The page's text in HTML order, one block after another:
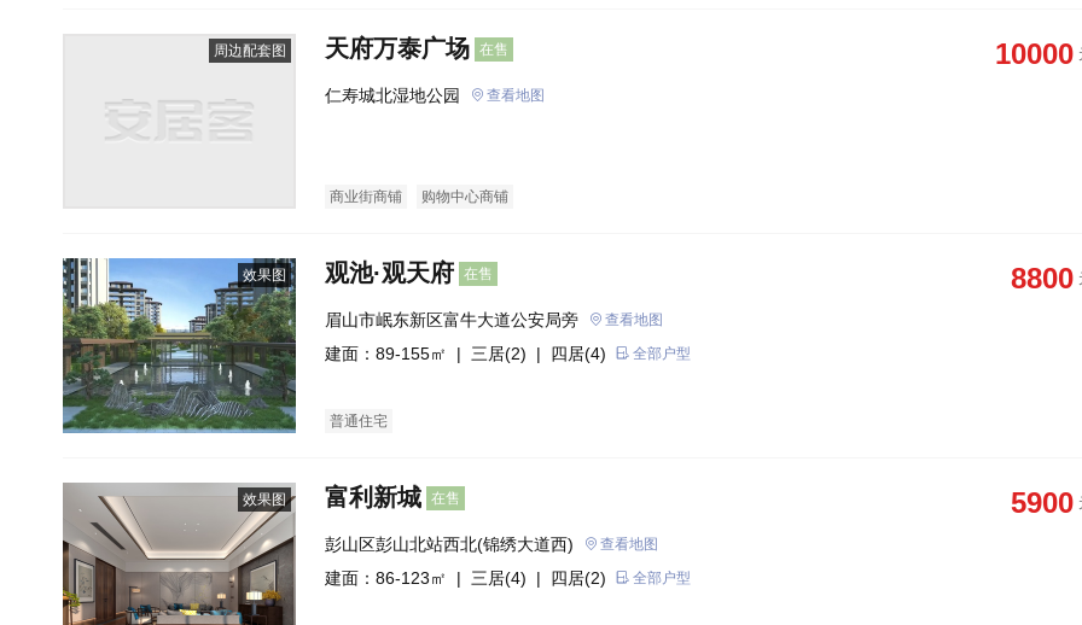
周边配套图 天府万泰广场 在售 10000
仁寿城北湿地公园 查看地图
商业街商铺 购物中心商铺
效果图 观池·观天府 在售 8800
眉山市岷东新区富牛大道公安局旁 查看地图
建面：89-155㎡ | 三居(2) | 四居(4) 全部户型
普通住宅
效果图 富利新城 在售 5900
彭山区彭山北站西北(锦绣大道西) 查看地图
建面：86-123㎡ | 三居(4) | 四居(2) 全部户型